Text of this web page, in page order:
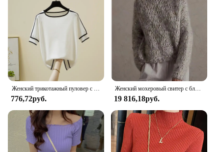
776,72руб.
Женский мохеровый свитер с блестками, итальянский B * C, роскошная свободная трикотажная одежда с блестками, осенняя одежда
19 816,18руб.